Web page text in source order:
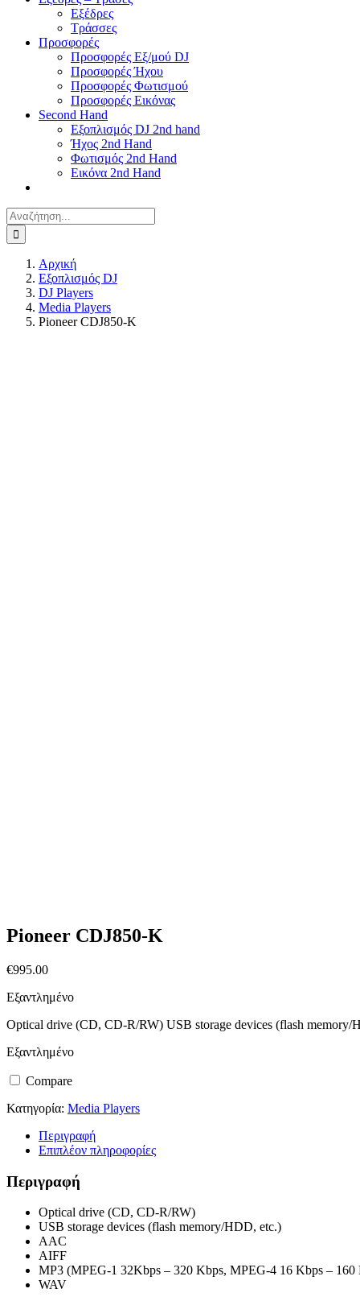
Εξέδρες
Τράσσες
Προσφορές
Προσφορές Εξ/μού DJ
Προσφορές Ήχου
Προσφορές Φωτισμού
Προσφορές Εικόνας
Second Hand
Εξοπλισμός DJ 2nd hand
Ήχος 2nd Hand
Φωτισμός 2nd Hand
Εικόνα 2nd Hand
Αναζήτηση
για:
Αρχική
Εξοπλισμός DJ
DJ Players
Media Players
Pioneer CDJ850-K
Pioneer CDJ850-K
€995.00
Εξαντλημένο
Optical drive (CD, CD-R/RW) USB storage devices (flash memory/
Εξαντλημένο
Compare
Κατηγορία: Media Players
Περιγραφή
Επιπλέον πληροφορίες
Περιγραφή
Optical drive (CD, CD-R/RW)
USB storage devices (flash memory/HDD, etc.)
AAC
AIFF
MP3 (MPEG-1 32Kbps – 320 Kbps, MPEG-4 16 Kbps – 160
WAV